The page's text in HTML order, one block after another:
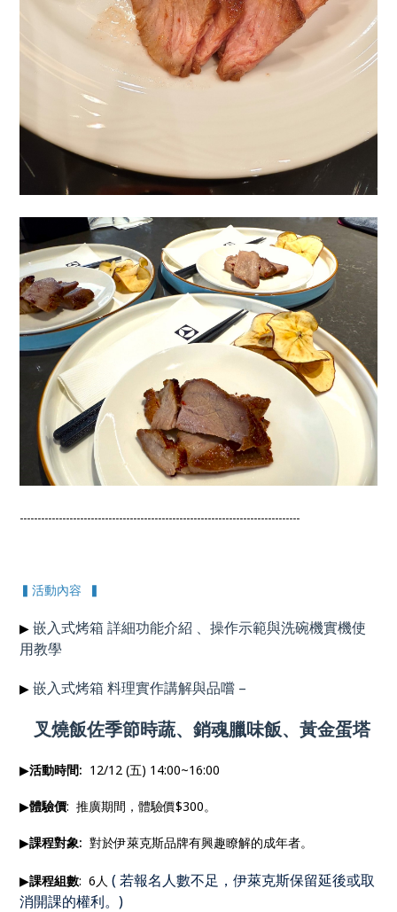
-------------------------------------------------------------------------------
▍活動內容 ▍
▶嵌入式烤箱 詳細功能介紹 、操作示範與洗碗機實機使
用教學
▶ 嵌入式烤箱 料理實作講解與品嚐 –
叉燒飯佐季節時蔬、銷魂臘味飯、黃金蛋塔
▶活動時間: 12/12 (五) 14:00~16:00
▶體驗價: 推廣期間，體驗價$300。
▶課程對象:對於伊萊克斯品牌有興趣瞭解的成年者。
▶課程組數: 6人(若報名人數不足，伊萊克斯保留延後或取
消開課的權利。)